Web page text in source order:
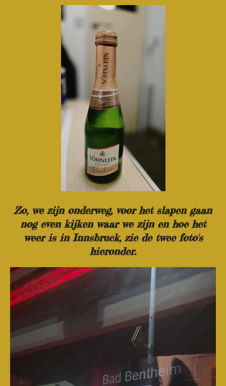
Zo, we zijn onderweg, voor het slapen gaan
nog even kijken waar we zijn en hoe het
weer is in Innsbruck, zie de twee foto's
hieronder.